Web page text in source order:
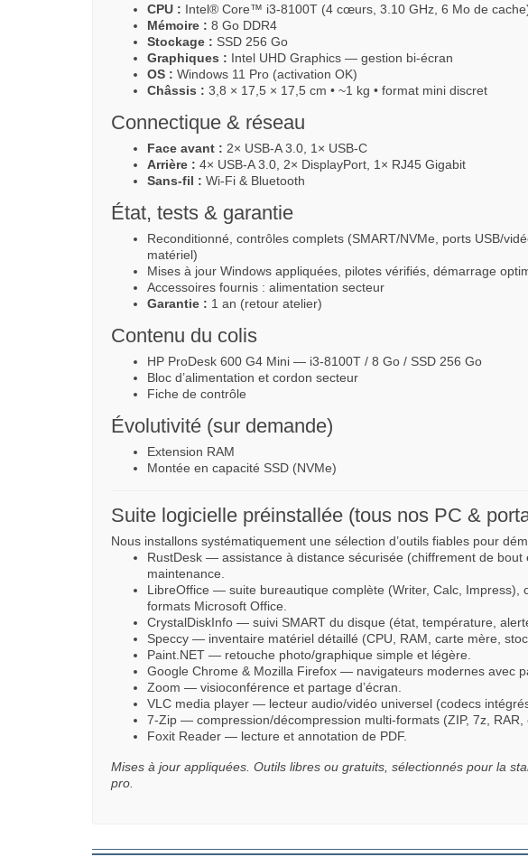
CPU : Intel® Core™ i3-8100T (4 cœurs, 3.10 GHz, 6 Mo de
Mémoire : 8 Go DDR4
Stockage : SSD 256 Go
Graphiques : Intel UHD Graphics — gestion bi-écran
OS : Windows 11 Pro (activation OK)
Châssis : 3,8 × 17,5 × 17,5 cm • ~1 kg • format mini discret
Connectique & réseau
Face avant : 2× USB-A 3.0, 1× USB-C
Arrière : 4× USB-A 3.0, 2× DisplayPort, 1× RJ45 Gigabit
Sans-fil : Wi-Fi & Bluetooth
État, tests & garantie
Reconditionné, contrôles complets (SMART/NVMe, ports USB/
matériel)
Mises à jour Windows appliquées, pilotes vérifiés, démarrage
Accessoires fournis : alimentation secteur
Garantie : 1 an (retour atelier)
Contenu du colis
HP ProDesk 600 G4 Mini — i3-8100T / 8 Go / SSD 256 Go
Bloc d’alimentation et cordon secteur
Fiche de contrôle
Évolutivité (sur demande)
Extension RAM
Montée en capacité SSD (NVMe)
Suite logicielle préinstallée (tous nos PC &
Nous installons systématiquement une sélection d’outils fiables pour
RustDesk — assistance à distance sécurisée (chiffrement de
maintenance.
LibreOffice — suite bureautique complète (Writer, Calc, Impress),
formats Microsoft Office.
CrystalDiskInfo — suivi SMART du disque (état, température,
Speccy — inventaire matériel détaillé (CPU, RAM, carte mère,
Paint.NET — retouche photo/graphique simple et légère.
Google Chrome & Mozilla Firefox — navigateurs modernes avec
Zoom — visioconférence et partage d’écran.
VLC media player — lecteur audio/vidéo universel (codecs
7-Zip — compression/décompression multi-formats (ZIP, 7z, RAR,
Foxit Reader — lecture et annotation de PDF.
Mises à jour appliquées. Outils libres ou gratuits, sélectionnés pour la
pro.